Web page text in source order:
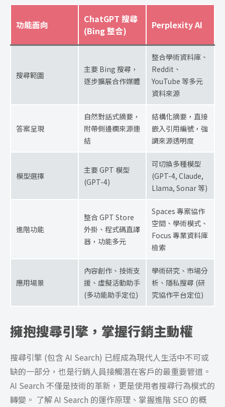
功能面向
ChatGPT 搜尋
(Bing 整合)
Perplexity AI
搜尋範圍
主要 Bing 搜尋，
逐步擴展合作媒體
整合學術資料庫、
Reddit、
YouTube 等多元
資料來源
答案呈現
自然對話式摘要，
附帶側邊欄來源連
結
結構化摘要，直接
嵌入引用編號，強
調來源透明度
模型選擇
主要 GPT 模型
(GPT-4)
可切換多種模型
(GPT-4, Claude,
Llama, Sonar 等)
進階功能
整合 GPT Store
外掛、程式碼直譯
器，功能多元
Spaces 專案協作
空間、學術模式、
Focus 專業資料庫
檢索
應用場景
內容創作、技術支
援、虛擬活動助手
(多功能助手定位)
學術研究、市場分
析、隱私搜尋 (研
究協作平台定位)
擁抱搜尋引擎，掌握行銷主動權
搜尋引擎 (包含 AI Search) 已經成為現代人生活中不可或
缺的一部分，也是行銷人員接觸潛在客戶的最重要管道。
AI Search 不僅是技術的革新，更是使用者搜尋行為模式的
轉變。 了解 AI Search 的運作原理、掌握進階 SEO 的概